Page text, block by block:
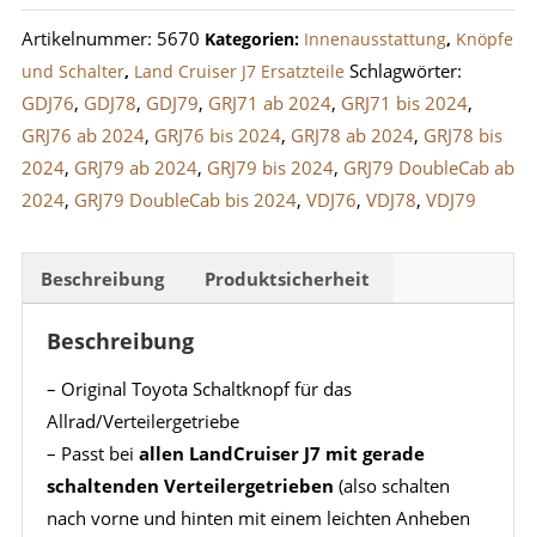
Schalthebel
Allrad
H2/H4
LandCruiser
J7
/
J8
J10
Menge
Artikelnummer: 5670 Kategorien: Innenausstattung, Knöpfe
und Schalter, Land Cruiser J7 Ersatzteile Schlagwörter:
GDJ76, GDJ78, GDJ79, GRJ71 ab 2024, GRJ71 bis 2024,
GRJ76 ab 2024, GRJ76 bis 2024, GRJ78 ab 2024, GRJ78 bis
2024, GRJ79 ab 2024, GRJ79 bis 2024, GRJ79 DoubleCab ab
2024, GRJ79 DoubleCab bis 2024, VDJ76, VDJ78, VDJ79
Beschreibung Produktsicherheit
Beschreibung
– Original Toyota Schaltknopf für das
Allrad/Verteilergetriebe
– Passt bei allen LandCruiser J7 mit gerade
schaltenden Verteilergetrieben (also schalten
nach vorne und hinten mit einem leichten Anheben